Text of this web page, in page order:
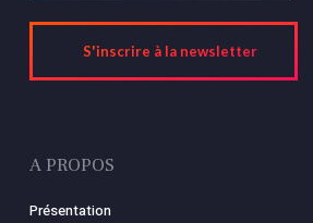
S'inscrire à la newsletter
A PROPOS
Présentation